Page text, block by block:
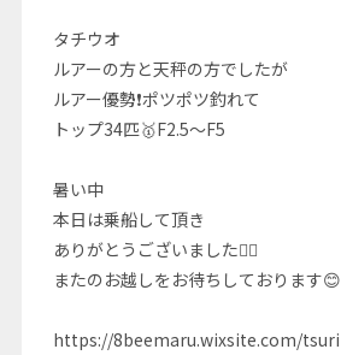
タチウオ
ルアーの方と天秤の方でしたが
ルアー優勢❗ポツポツ釣れて
トップ34匹🥇F2.5～F5
暑い中
本日は乗船して頂き
ありがとうございました🙇‍♂️
またのお越しをお待ちしております😊
https://8beemaru.wixsite.com/tsuri